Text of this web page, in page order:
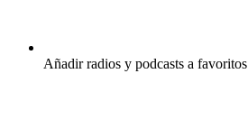
Añadir radios y podcasts a favoritos